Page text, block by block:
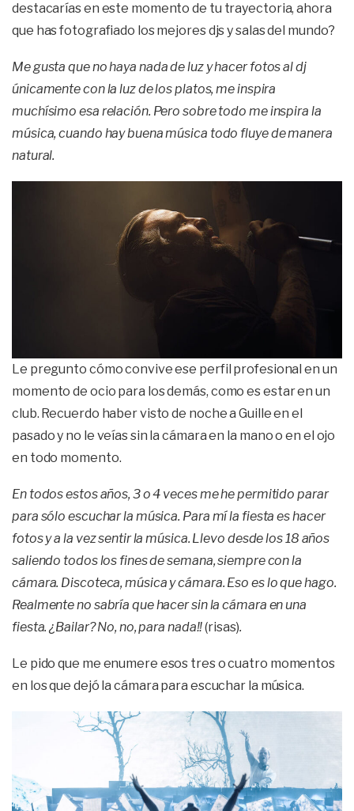
destacarías en este momento de tu trayectoria, ahora
que has fotografiado los mejores djs y salas del mundo?
Me gusta que no haya nada de luz y hacer fotos al dj
únicamente con la luz de los platos, me inspira
muchísimo esa relación. Pero sobre todo me inspira la
música, cuando hay buena música todo fluye de manera
natural.
Le pregunto cómo convive ese perfil profesional en un
momento de ocio para los demás, como es estar en un
club. Recuerdo haber visto de noche a Guille en el
pasado y no le veías sin la cámara en la mano o en el ojo
en todo momento.
En todos estos años, 3 o 4 veces me he permitido parar
para sólo escuchar la música. Para mí la fiesta es hacer
fotos y a la vez sentir la música. Llevo desde los 18 años
saliendo todos los fines de semana, siempre con la
cámara. Discoteca, música y cámara. Eso es lo que hago.
Realmente no sabría que hacer sin la cámara en una
fiesta. ¿Bailar? No, no, para nada!!(risas).
Le pido que me enumere esos tres o cuatro momentos
en los que dejó la cámara para escuchar la música.